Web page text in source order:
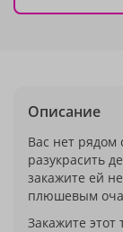
Описание
Вас нет рядом
разукрасить
закажите ей
плюшевым
Закажите этот